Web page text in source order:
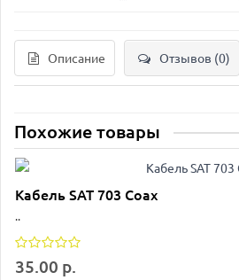
Описание Отзывов (0)
Похожие товары
Кабель SAT 703 Coax
..
35.00 р.